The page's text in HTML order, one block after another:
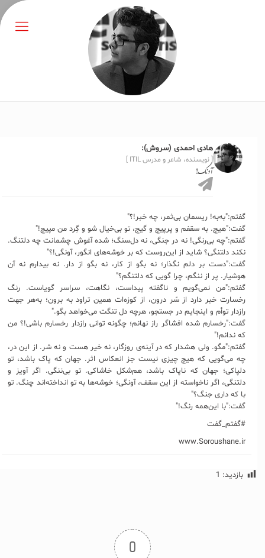
هادی احمدی (سروش):
[ نویسنده، شاعر و مدرس ITIL ]
آونگ!
گفتم:"به‌به! ریسمان بی‌ثمر، چه خبر!؟"
گفت:"هیچ. به سقفم و پرپیچ و گیج، تو بی‌خیال شو و گِرد من مپیچ!"
گفتم:"چه بی‌رنگی! نه در جنگی، نه دل‌سنگ؛ شده آغوش چشمانت چه دلتنگ.
نکند دلتنگی؟ شاید از این‌روست که بر خوشه‌های انگور، آونگی!؟"
گفت:"دست بر دلم نگذار؛ نه بگو از کار، نه بگو از دار. نه بیدارم نه آن
هوشیار. پر از ننگم، چرا گویی که دلتنگم؟"
گفتم:"من نمی‌گویم و ناگفته پیداست، نگاهت، سراسر گویاست. رنگ
رخسارت خبر دارد از سّر درون، از کوزه‌ات همین تراود به برون؛ به‌هر جهت
رازدار توأم و اینجایم در جستجو، هرچه دل تنگت می‌خواهد بگو."
گفت:"رخسارم شده افشاگر راز نهانم؛ چگونه توانی رازدار رخسارم باشی!؟ من
که ندانم!"
گفتم:"مگو. ولی هشدار که در آینه‌ی روزگار، نه خیر هست و نه شر. از این در،
چه می‌گویی که هیچ‌ چیزی نیست جز انعکاس اثر. جهان که پاک باشد، تو
دلپاکی؛ جهان که ناپاک باشد، هم‌شکل خاشاکی. تو بی‌ننگی. اگر آویز و
دلتنگی، اگر ناخواسته از این‌ سقف، آونگی؛ خوشه‌ها به تو انداخته‌اند چنگ. تو
با که داری جنگ؟"
گفت:"با این‌همه رنگ!"
#گفتم_گفت
www.Soroushane.ir
بازدید: 1
0